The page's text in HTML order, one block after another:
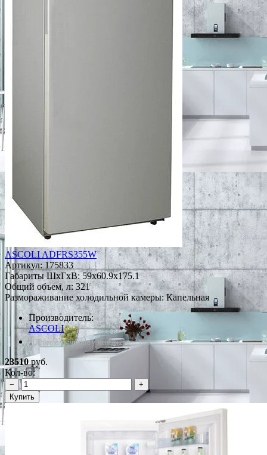
ASCOLI ADFRS355W
Артикул:175833
Габариты ШxГxВ: 59x60.9x175.1
Общий объем, л: 321
Размораживание холодильной камеры: Капельная
Производитель:
ASCOLI
*Наличие уточняйте у менеджера
23510руб.
Кол-во:
−
+
Купить